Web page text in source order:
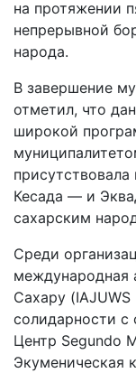
на протяжении
непрерывной
народа.
В завершение
отметил, что
широкой
Кесада — и
сахарским
Среди
международная
Сахару
солидарности с
Центр Segundo
Экуменическая